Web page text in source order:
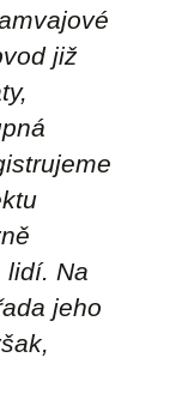
již
lidí. Na
jeho